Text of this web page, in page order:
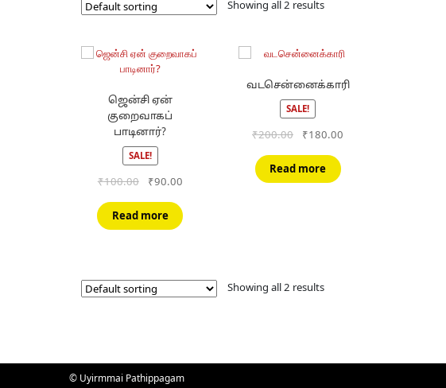
Showing all 2 results
ஜென்சி ஏன்
குறைவாகப்
பாடினார்?
SALE!
₹100.00
Original
was:
₹100.00.
₹90.00Current
is:
₹90.00.
Read more
வடசென்னைக்காரி
SALE!
₹200.00
Original
was:
₹200.00.
₹180.00
Read more
Showing all 2 results
© Uyirmmai Pathippagam